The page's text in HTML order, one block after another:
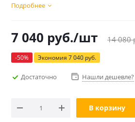
Подробнее
7 040 руб./шт 14 080
-50% Экономия 7 040 руб.
Достаточно Нашли дешевле?
В корзину